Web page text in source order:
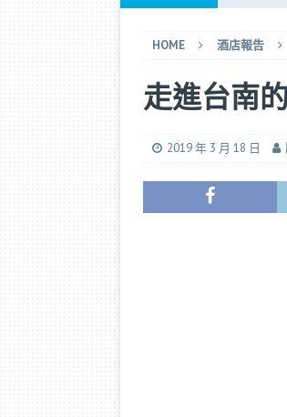
[ 2026 年
[ 2026 年
[ 2026 年
HOME 酒店報告
走進台南
2019 年 3 月 18 日